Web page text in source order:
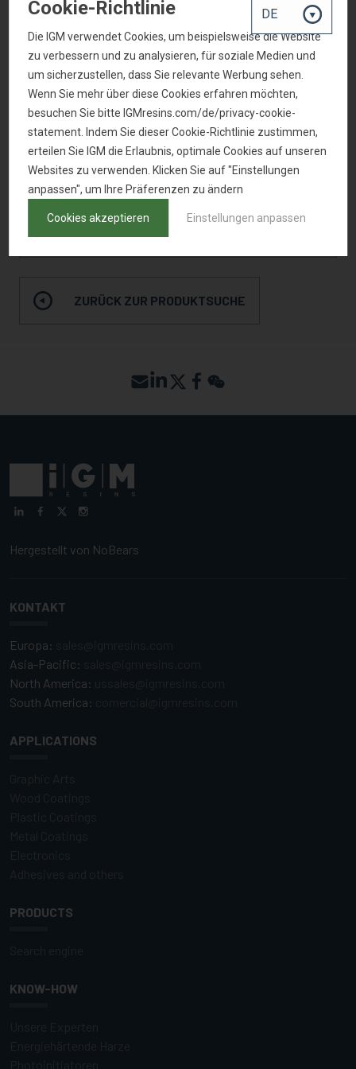
Oberfläche härten
1
Klare Systeme
Weiße Systeme
Farbige Systeme
LED
3
Wässrige Systeme
MUSTER ANFRAGEN
ZURÜCK ZUR PRODUKTSUCHE
Hergestellt von NoBears
KONTAKT
Europa:
Asia-Pacific:
North America:
South America:
APPLICATIONS
PRODUCTS
KNOW-HOW
Cookie-Richtlinie
Die IGM verwendet Cookies, um beispielsweise die Website
zu verbessern und zu analysieren, für soziale Medien und
um sicherzustellen, dass Sie relevante Werbung sehen.
Wenn Sie mehr über diese Cookies erfahren möchten,
besuchen Sie bitte IGMresins.com/de/privacy-cookie-
statement. Indem Sie dieser Cookie-Richtlinie zustimmen,
erteilen Sie IGM die Erlaubnis, optimale Cookies auf unseren
Websites zu verwenden. Klicken Sie auf "Einstellungen
anpassen", um Ihre Präferenzen zu ändern
Cookies akzeptieren Einstellungen anpassen